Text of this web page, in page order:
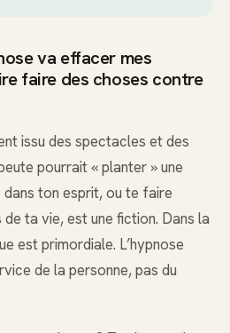
va effacer mes
faire des choses contre
issu des spectacles et des
pourrait « planter » une
ton esprit, ou te faire
ta vie, est une fiction. Dans la
est primordiale. L’hypnose
de la personne, pas du